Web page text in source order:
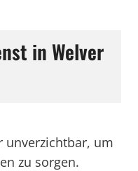
in Welver
unverzichtbar, um
zu sorgen.